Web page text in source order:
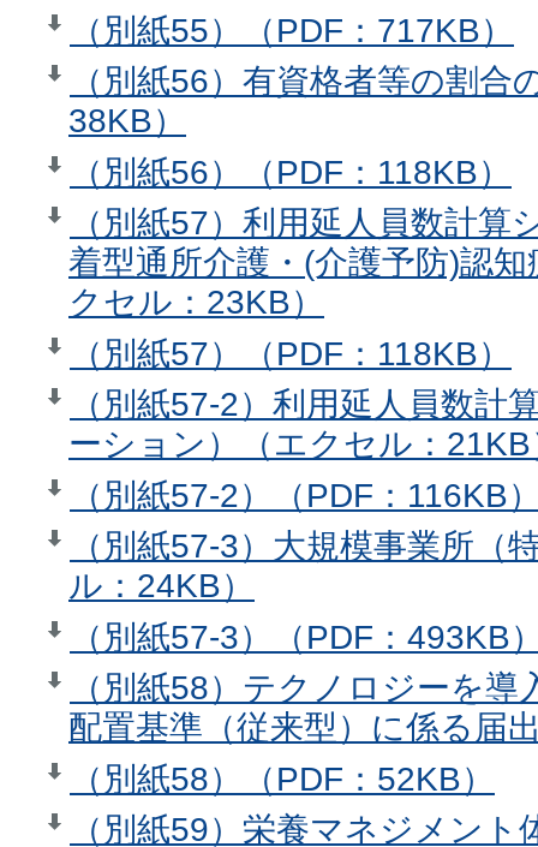
（別紙55）（PDF：717KB）
（別紙56）有資格者等の割
38KB）
（別紙56）（PDF：118KB）
（別紙57）利用延人員数計算
着型通所介護・(介護予防)認
クセル：23KB）
（別紙57）（PDF：118KB）
（別紙57-2）利用延人員数計
ーション）（エクセル：21KB
（別紙57-2）（PDF：116KB
（別紙57-3）大規模事業所（
ル：24KB）
（別紙57-3）（PDF：493KB
（別紙58）テクノロジーを
配置基準（従来型）に係る届
（別紙58）（PDF：52KB）
（別紙59）栄養マネジメン